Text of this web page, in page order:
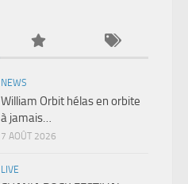
NEWS
William Orbit hélas en orbite
à jamais…
7 AOÛT 2026
LIVE